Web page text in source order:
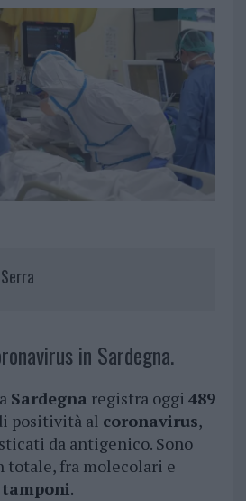
in Sardegna.
Sardegna registra oggi 489
positività al coronavirus,
da antigenico. Sono
totale, fra molecolari e
tamponi.